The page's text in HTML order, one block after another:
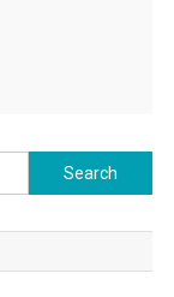
Search for: